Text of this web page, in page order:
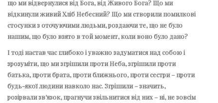
що ми відвернулися від Бога, від Живого Бога? Що ми
відкинули живий Хліб Небесний? Що ми створили помилкові
стосунки з оточуючими людьми, роздаючи те, що не було
нашим, що було взято в той момент, коли воно було дано?
І тоді настав час глибоко і уважно задуматися над собою і
зрозуміти, що ми згрішили проти Неба, згрішили проти
батька, проти брата, проти ближнього, проти сестри – проти
будь-якої людини навколо нас. Згрішили – значить,
розірвали зв’язок, прагнучи звільнитися від них – ні, не зовсім